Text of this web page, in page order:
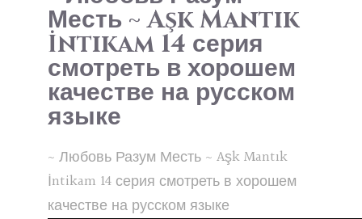
Месть ~ Aşk Mantık
İntikam 14 серия
смотреть в хорошем
качестве на русском
языке
~ Любовь Разум Месть ~ Aşk Mantık
İntikam 14 серия смотреть в хорошем
качестве на русском языке